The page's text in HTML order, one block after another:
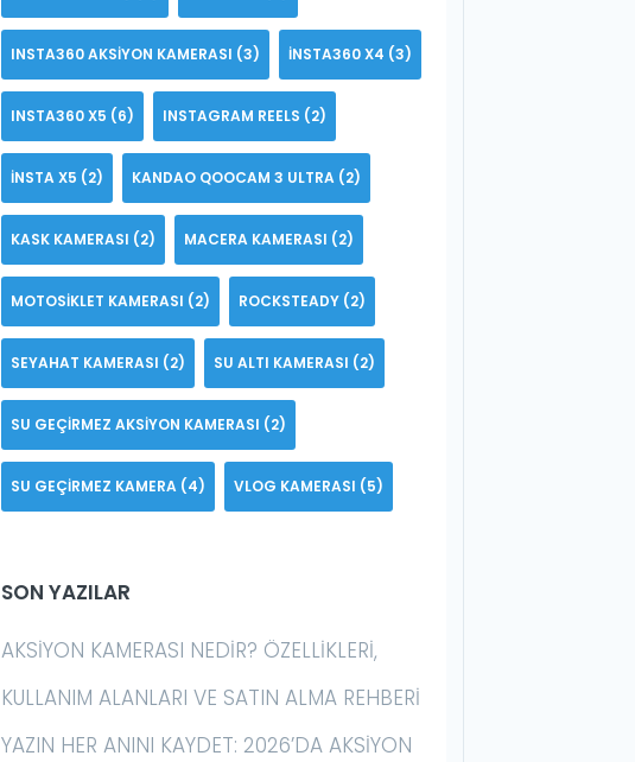
INSTA360 AKSIYON KAMERASI (3) INSTA360 X4 (3)
INSTA360 X5 (6) INSTAGRAM REELS (2)
INSTA X5 (2) KANDAO QOOCAM 3 ULTRA (2)
KASK KAMERASI (2) MACERA KAMERASI (2)
MOTOSIKLET KAMERASI (2) ROCKSTEADY (2)
SEYAHAT KAMERASI (2) SU ALTI KAMERASI (2)
SU GEÇIRMEZ AKSIYON KAMERASI (2)
SU GEÇIRMEZ KAMERA (4) VLOG KAMERASI (5)
SON YAZILAR
AKSIYON KAMERASI NEDIR? ÖZELLIKLERI,
KULLANIM ALANLARI VE SATIN ALMA REHBERI
YAZIN HER ANINI KAYDET: 2026’DA AKSIYON